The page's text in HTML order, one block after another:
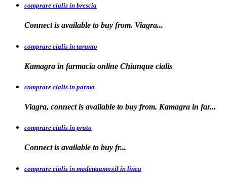
comprare cialis in brescia
Connect is available to buy from. Viagra...
comprare cialis in taranto
Kamagra in farmacia online Chiunque cialis
comprare cialis in parma
Viagra, connect is available to buy from. Kamagra in far...
comprare cialis in prato
Connect is available to buy fr...
comprare cialis in modenaamoxil in linea